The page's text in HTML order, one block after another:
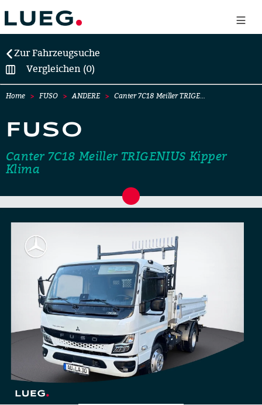
Zur Fahrzeugsuche
Vergleichen (0)
Home FUSO ANDERE Canter 7C18 Meiller TRIGE…
FUSO
Canter 7C18 Meiller TRIGENIUS Kipper
Klima